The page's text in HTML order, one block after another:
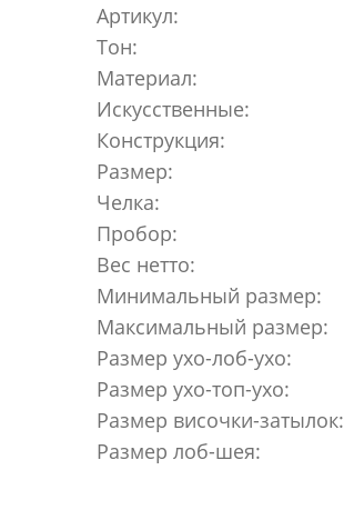
Артикул:
Тон:
Материал:
Искусственные:
Конструкция:
Размер:
Челка:
Пробор:
Вес нетто:
Минимальный размер:
Максимальный размер:
Размер ухо-лоб-ухо:
Размер ухо-топ-ухо:
Размер височки-затылок:
Размер лоб-шея: